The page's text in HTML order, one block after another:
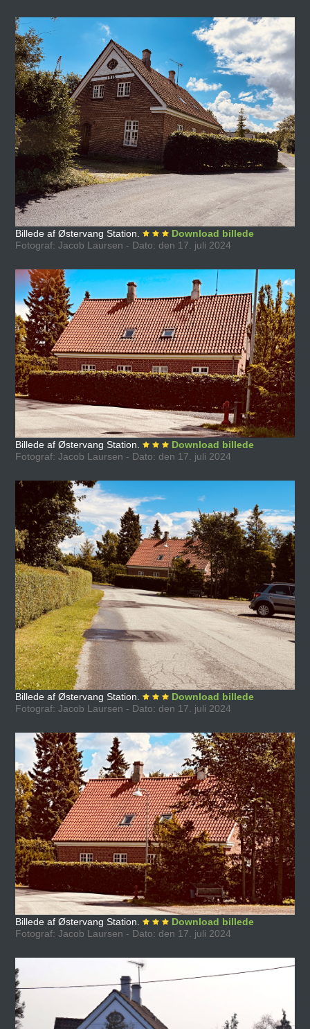
Billede af Østervang Station.
Download billede
Fotograf: Jacob Laursen - Dato: den 17. juli 2024
Billede af Østervang Station.
Download billede
Fotograf: Jacob Laursen - Dato: den 17. juli 2024
Billede af Østervang Station.
Download billede
Fotograf: Jacob Laursen - Dato: den 17. juli 2024
Billede af Østervang Station.
Download billede
Fotograf: Jacob Laursen - Dato: den 17. juli 2024